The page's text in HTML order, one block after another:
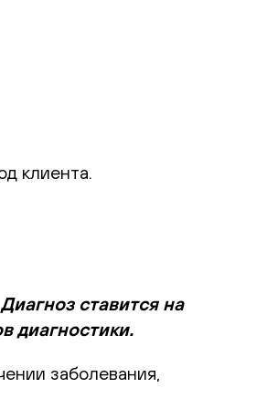
клиента.
ставится на
диагностики.
заболевания,